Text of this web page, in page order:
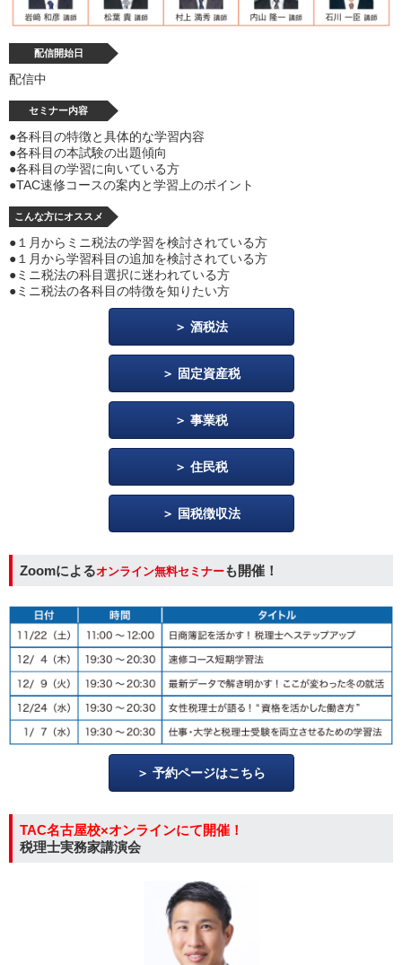
配信開始日
配信中
セミナー内容
●各科目の特徴と具体的な学習内容
●各科目の本試験の出題傾向
●各科目の学習に向いている方
●TAC速修コースの案内と学習上のポイント
こんな方にオススメ
●１月からミニ税法の学習を検討されている方
●１月から学習科目の追加を検討されている方
●ミニ税法の科目選択に迷われている方
●ミニ税法の各科目の特徴を知りたい方
酒税法
固定資産税
事業税
住民税
国税徴収法
Zoomによるオンライン無料セミナーも開催！
予約ページはこちら
TAC名古屋校×オンラインにて開催！
税理士実務家講演会